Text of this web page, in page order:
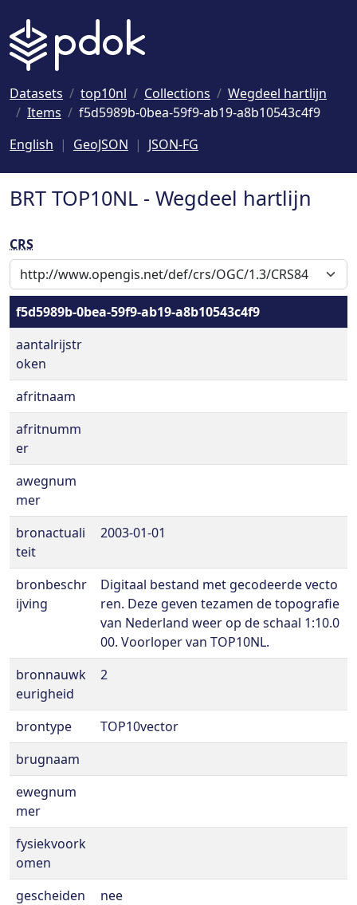
Datasets top10nl Collections
Wegdeel hartlijn
Items
f5d5989b-0bea-59f9-ab19-a8b10543c4f9
English
GeoJSON JSON-FG
BRT TOP10NL - Wegdeel hartlijn
CRS
f5d5989b-0bea-59f9-ab19-a8b10543c4f9
aantalrijstr
oken
afritnaam
afritnumm
er
awegnum
mer
bronactuali
teit
2003-01-01
bronbeschr
ijving
Digitaal bestand met gecodeerde vecto
ren. Deze geven tezamen de topografie
van Nederland weer op de schaal 1:10.0
00. Voorloper van TOP10NL.
bronnauwk
eurigheid
2
brontype
TOP10vector
brugnaam
ewegnum
mer
fysiekvoork
omen
gescheiden
nee